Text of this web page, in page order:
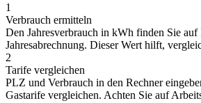
1
Verbrauch ermitteln
Den Jahresverbrauch in kWh finden Sie auf
Jahresabrechnung. Dieser Wert hilft,
2
Tarife vergleichen
PLZ und Verbrauch in den Rechner
Gastarife vergleichen. Achten Sie auf